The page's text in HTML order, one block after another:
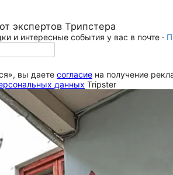
экспертов Трипстера
и интересные события у вас в почте ·
вы даете согласие на получение
данных Tripster